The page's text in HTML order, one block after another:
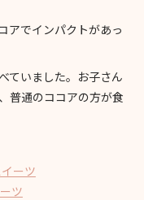
アでインパクトがあっ
ていました。お子さん
普通のココアの方が食
ツ